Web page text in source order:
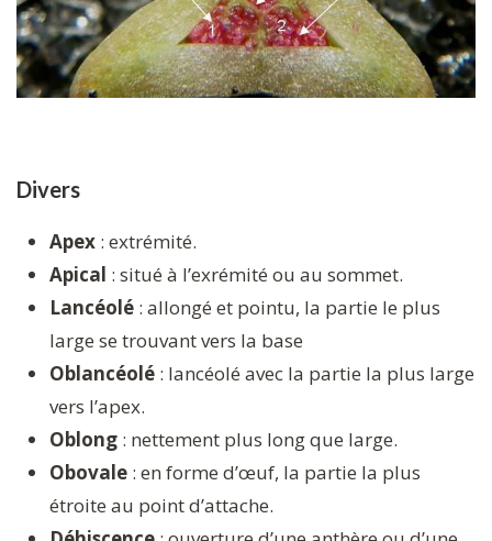
Divers
Apex : extrémité.
Apical : situé à l’exrémité ou au sommet.
Lancéolé : allongé et pointu, la partie le plus
large se trouvant vers la base
Oblancéolé : lancéolé avec la partie la plus large
vers l’apex.
Oblong : nettement plus long que large.
Obovale : en forme d’œuf, la partie la plus
étroite au point d’attache.